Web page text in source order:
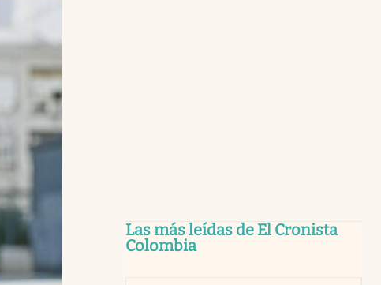
Las más leídas de El Cronista
Colombia